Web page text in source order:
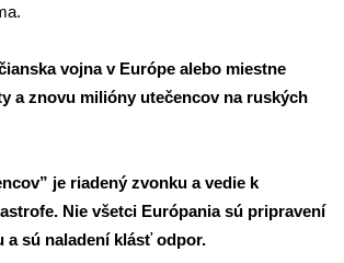
vojna v Európe alebo miestne
a znovu milióny utečencov na ruských
je riadený zvonku a vedie k
Nie všetci Európania sú pripravení
a sú naladení klásť odpor.